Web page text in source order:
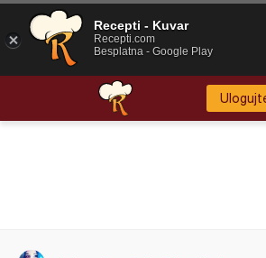
Recepti - Kuvar
Recepti.com
Besplatna - Google Play